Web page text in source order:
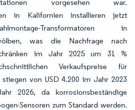
vorgesehen war.
in Kalifornien installieren jetzt
Transformatoren in
was die Nachfrage nach
im Jahr 2025 um 31 %
Verkaufspreise für
stiegen von USD 4.200 im Jahr 2023
2026, da korrosionsbeständige
Sensoren zum Standard werden.